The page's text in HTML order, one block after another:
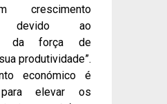
crescimento
devido ao
da força de
produtividade”.
económico é
para elevar os